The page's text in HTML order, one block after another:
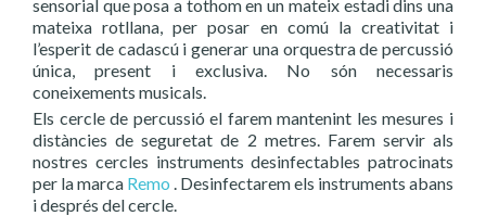
sensorial que posa a tothom en un mateix estadi dins una
mateixa rotllana, per posar en comú la creativitat i
l’esperit de cadascú i generar una orquestra de percussió
única, present i exclusiva. No són necessaris
coneixements musicals.
Els cercle de percussió el farem mantenint les mesures i
distàncies de seguretat de 2 metres. Farem servir als
nostres cercles instruments desinfectables patrocinats
per la marca Remo . Desinfectarem els instruments abans
i després del cercle.